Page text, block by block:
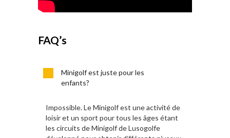
FAQ’s
Minigolf est juste pour les
enfants?
Impossible. Le Minigolf est une activité de
loisir et un sport pour tous les âges étant
les circuits de Minigolf de Lusogolfe